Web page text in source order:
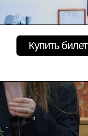
Купить билет